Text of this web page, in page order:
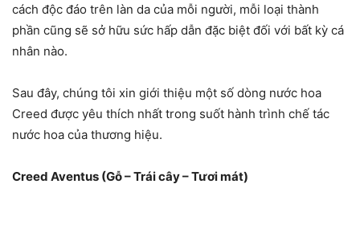
cách độc đáo trên làn da của mỗi người, mỗi loại thành
phần cũng sẽ sở hữu sức hấp dẫn đặc biệt đối với bất kỳ cá
nhân nào.
Sau đây, chúng tôi xin giới thiệu một số dòng nước hoa
Creed được yêu thích nhất trong suốt hành trình chế tác
nước hoa của thương hiệu.
Creed Aventus (Gỗ – Trái cây – Tươi mát)